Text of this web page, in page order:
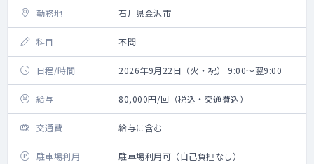
勤務地 石川県金沢市
科目 不問
日程/時間 2026年9月22日（火・祝） 9:00～翌9:00
給与 80,000円/回（税込・交通費込）
交通費 給与に含む
駐車場利用 駐車場利用可（自己負担なし）